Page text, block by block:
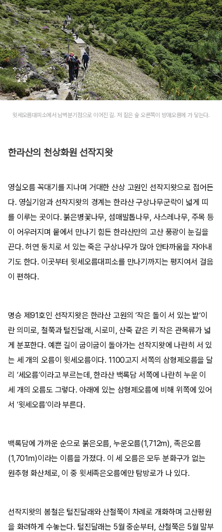
윗세오름대피소에서 남벽분기점으로 이어진 길. 저 짙은 숲 오른쪽이 방애오름에 가 닿는다.
한라산의 천상화원 선작지왓
영실오름 꼭대기를 지나며 거대한 산상 고원인 선작지왓으로 접어든
다. 영실기암과 선작지왓의 경계는 한라산 구상나무군락이 넓게 띠
를 이루는 곳이다. 붉은병꽃나무, 섬매발톱나무, 사스레나무, 주목 등
이 어우러지며 뭍에서 만나기 힘든 한라산만의 고산 풍광이 눈길을
끈다. 허연 둥치로 서 있는 죽은 구상나무가 많아 안타까움을 자아내
기도 한다. 이곳부터 윗세오름대피소를 만나기까지는 평지여서 걸음
이 편하다.
명승 제91호인 선작지왓은 한라산 고원의 ‘작은 돌이 서 있는 밭’이
란 의미로, 철쭉과 털진달래, 시로미, 산죽 같은 키 작은 관목류가 넓
게 분포한다. 예쁜 길이 굽이굽이 돌아가는 선작지왓에 나란히 서 있
는 세 개의 오름이 윗세오름이다. 1100고지 서쪽의 삼형제오름을 달
리 ‘세오름’이라고 부르는데, 한라산 백록담 서쪽에 나란히 누운 이
세 개의 오름도 그렇다. 아래에 있는 삼형제오름에 비해 위쪽에 있어
서 ‘윗세오름’이라 부른다.
백록담에 가까운 순으로 붉은오름, 누운오름(1,712m), 족은오름
(1,701m)이라는 이름을 가졌다. 이 세 오름은 모두 분화구가 없는
원추형 화산체로, 이 중 윗세족은오름에만 탐방로가 나 있다.
선작지왓의 봄철은 털진달래와 산철쭉이 차례로 개화하며 고산평원
을 화려하게 수놓는다. 털진달래는 5월 중순부터, 산철쭉은 5월 말부